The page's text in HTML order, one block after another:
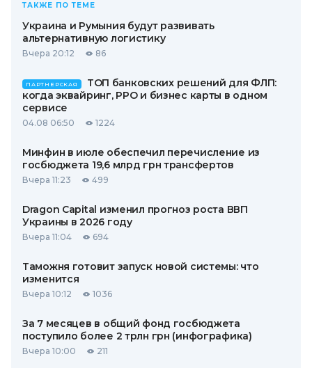
ТАКЖЕ ПО ТЕМЕ
Украина и Румыния будут развивать
альтернативную логистику
Вчера 20:12 86
ПАРТНЕРСКАЯ
ТОП банковских решений для ФЛП:
когда эквайринг, РРО и бизнес карты в одном
сервисе
04.08 06:50 1224
Минфин в июле обеспечил перечисление из
госбюджета 19,6 млрд грн трансфертов
Вчера 11:23 499
Dragon Capital изменил прогноз роста ВВП
Украины в 2026 году
Вчера 11:04 694
Таможня готовит запуск новой системы: что
изменится
Вчера 10:12 1036
За 7 месяцев в общий фонд госбюджета
поступило более 2 трлн грн (инфографика)
Вчера 10:00 211